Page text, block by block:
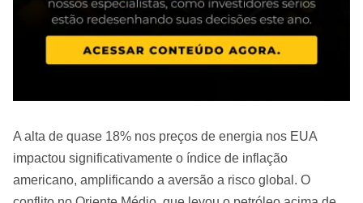
A alta de quase 18% nos preços de energia nos EUA
impactou significativamente o índice de inflação
americano, amplificando a aversão a risco global. O